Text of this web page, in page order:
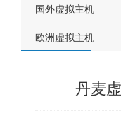
国外虚拟主机
欧洲虚拟主机
丹麦